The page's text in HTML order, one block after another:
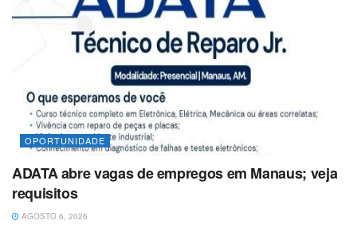
OPORTUNIDADE
ADATA abre vagas de empregos em Manaus; veja
requisitos
AGOSTO 6, 2026